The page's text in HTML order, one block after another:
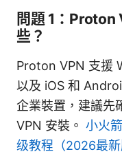
問題 1：Proton
些？
Proton VPN 支援
以及 iOS 和
企業裝置，建議先
VPN 安裝。 小火
级教程（2026最